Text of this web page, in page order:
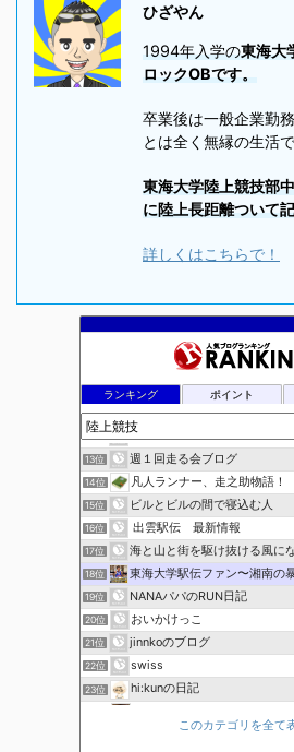
ひざやん
1994年入学の東海大
ロックOBです。
卒業後は一般企業勤
とは全く無縁の生活で
東海大学陸上競技部
に陸上長距離ついて
詳しくはこちらで！
ランキング ポイント
11位 走
12位 陸上競技ログ
13位 週１回走る会ブログ
14位 凡人ランナー、走之助物語！
15位 ビルとビルの間で寝込む人
16位 出雲駅伝 最新情報
17位 海と山と街を駆け抜ける風に
18位 東海大学駅伝ファン〜湘南の
19位 NANAパパのRUN日記
20位 おいかけっこ
21位 jinnkoのブログ
22位 swiss
23位 hi:kunの日記
にっきのもと２００７
このカテゴリを全て